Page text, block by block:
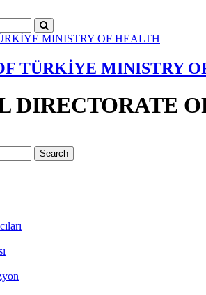
TÜRKİYE MINISTRY
DIRECTORATE
Search